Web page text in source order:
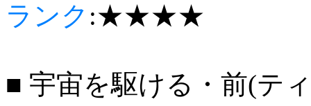
ランク :★★★★
■ 宇宙を駆ける・前(テ